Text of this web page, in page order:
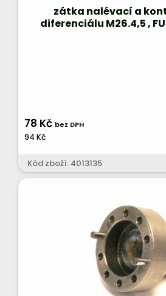
zátka nalévací a
diferenciálu M26.4,5 ,
78 Kč bez DPH
94 Kč
Kód zboží: 4013135